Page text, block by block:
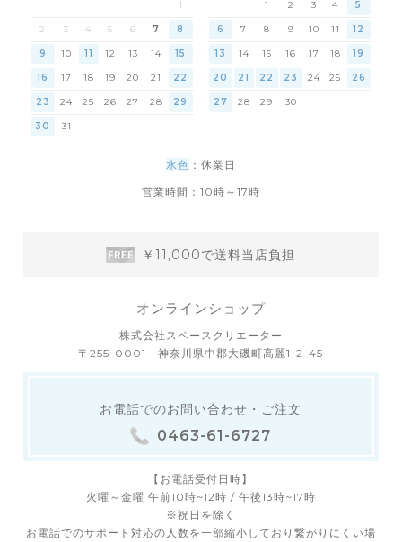
1
2 3 4 5 6 7 8
9 10 11 12 13 14 15
16 17 18 19 20 21 22
23 24 25 26 27 28 29
30 31
1 2 3 4 5
6 7 8 9 10 11 12
13 14 15 16 17 18 19
20 21 22 23 24 25 26
27 28 29 30
水色 ：休業日
営業時間：10時～17時
￥11,000で送料当店負担
オンラインショップ
株式会社スペースクリエーター
〒255-0001 神奈川県中郡大磯町高麗1-2-45
お電話でのお問い合わせ・ご注文
0463-61-6727
【お電話受付日時】
火曜～金曜 午前10時~12時 / 午後13時~17時
※祝日を除く
お電話でのサポート対応の人数を一部縮小しており繋がりにくい場